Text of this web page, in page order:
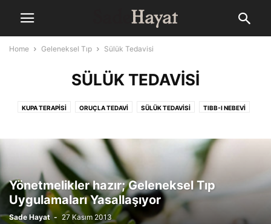
Home Geleneksel Tıp Sülük Tedavisi
SÜLÜK TEDAVISI
KUPA TERAPISI ORUÇLA TEDAVI SÜLÜK TEDAVISI TIBB-I NEBEVI
Yönetmelikler hazır; Geleneksel Tıp
Uygulamaları Yasallaşıyor
Sade Hayat - 27 Kasım 2013